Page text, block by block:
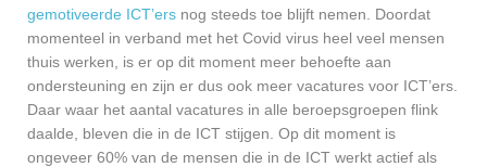
gemotiveerde ICT’ers nog steeds toe blijft nemen. Doordat
momenteel in verband met het Covid virus heel veel mensen
thuis werken, is er op dit moment meer behoefte aan
ondersteuning en zijn er dus ook meer vacatures voor ICT’ers.
Daar waar het aantal vacatures in alle beroepsgroepen flink
daalde, bleven die in de ICT stijgen. Op dit moment is
ongeveer 60% van de mensen die in de ICT werkt actief als